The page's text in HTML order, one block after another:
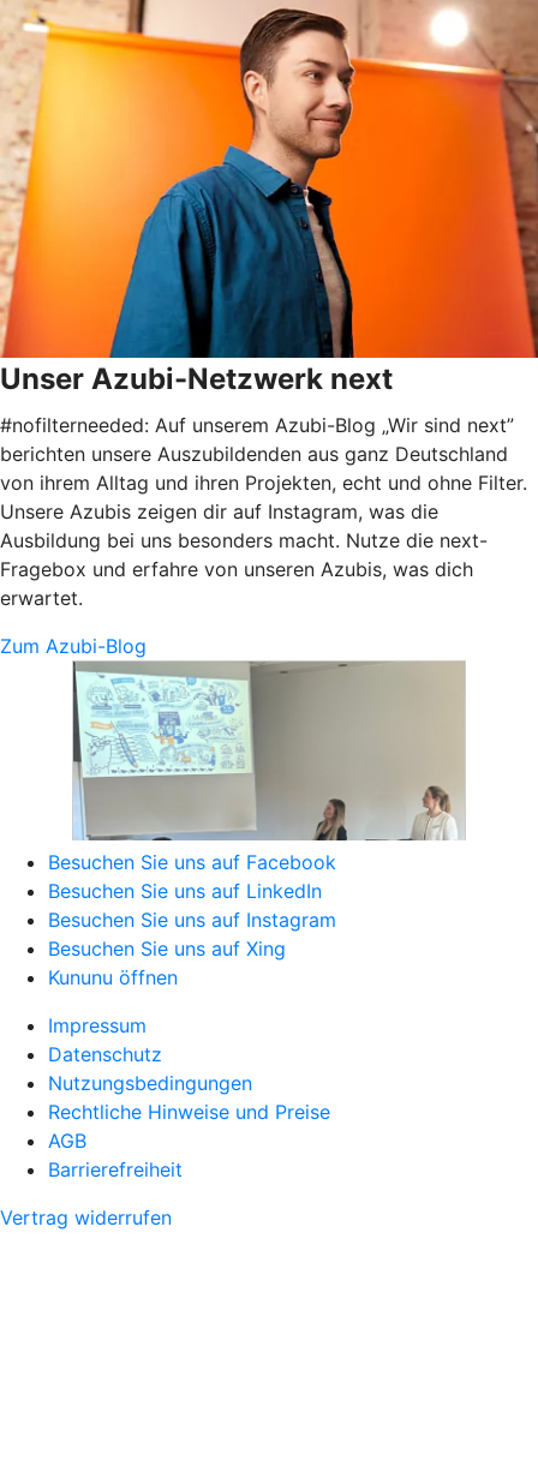
Unser Azubi-Netzwerk next
#nofilterneeded: Auf unserem Azubi-Blog „Wir sind next”
berichten unsere Auszubildenden aus ganz Deutschland
von ihrem Alltag und ihren Projekten, echt und ohne Filter.
Unsere Azubis zeigen dir auf Instagram, was die
Ausbildung bei uns besonders macht. Nutze die next-
Fragebox und erfahre von unseren Azubis, was dich
erwartet.
Zum Azubi-Blog
Besuchen Sie uns auf Facebook
Besuchen Sie uns auf LinkedIn
Besuchen Sie uns auf Instagram
Besuchen Sie uns auf Xing
Kununu öffnen
Impressum
Datenschutz
Nutzungsbedingungen
Rechtliche Hinweise und Preise
AGB
Barrierefreiheit
Vertrag widerrufen